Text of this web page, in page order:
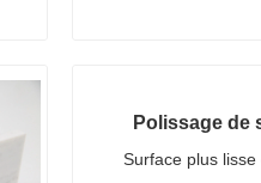
Polissage de
Surface plus